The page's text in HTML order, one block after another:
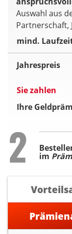
Auswahl aus
Partnerschaft,
mind.
Jahrespreis
Sie zahlen
Ihre
2 im